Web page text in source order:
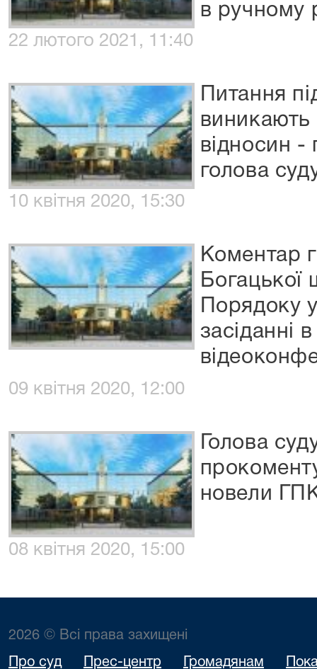
в ручному
22 лютого 2021, 11:40
Питання
виникають
відносин -
голова
10 квітня 2020, 15:30
Коментар
Богацької
Порядоку
засіданні
09 квітня 2020, 12:00
Голова
новели
08 квітня 2020, 15:00
2026 © Всі права захищені
Про суд Прес-центр Громадянам